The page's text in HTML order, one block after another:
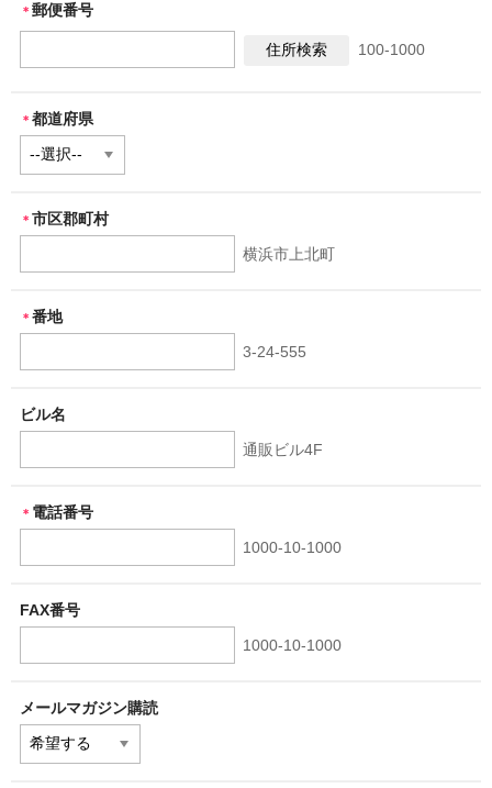
＊ 郵便番号
100-1000
＊ 都道府県
＊ 市区郡町村
横浜市上北町
＊ 番地
3-24-555
ビル名
通販ビル4F
＊ 電話番号
1000-10-1000
FAX番号
1000-10-1000
メールマガジン購読